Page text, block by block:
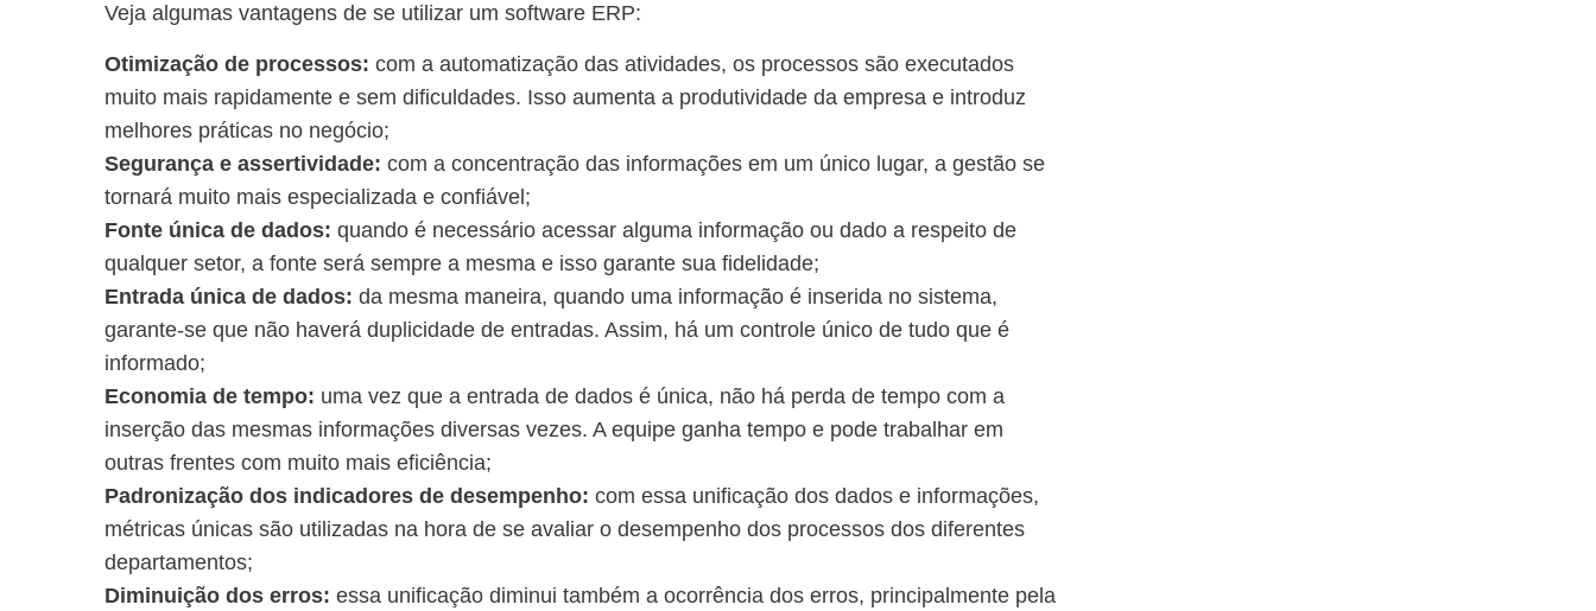
Veja algumas vantagens de se utilizar um software ERP:
Otimização de processos: com a automatização das atividades, os processos são executados
muito mais rapidamente e sem dificuldades. Isso aumenta a produtividade da empresa e introduz
melhores práticas no negócio;
Segurança e assertividade: com a concentração das informações em um único lugar, a gestão se
tornará muito mais especializada e confiável;
Fonte única de dados: quando é necessário acessar alguma informação ou dado a respeito de
qualquer setor, a fonte será sempre a mesma e isso garante sua fidelidade;
Entrada única de dados: da mesma maneira, quando uma informação é inserida no sistema,
garante-se que não haverá duplicidade de entradas. Assim, há um controle único de tudo que é
informado;
Economia de tempo: uma vez que a entrada de dados é única, não há perda de tempo com a
inserção das mesmas informações diversas vezes. A equipe ganha tempo e pode trabalhar em
outras frentes com muito mais eficiência;
Padronização dos indicadores de desempenho: com essa unificação dos dados e informações,
métricas únicas são utilizadas na hora de se avaliar o desempenho dos processos dos diferentes
departamentos;
Diminuição dos erros: essa unificação diminui também a ocorrência dos erros, principalmente pela